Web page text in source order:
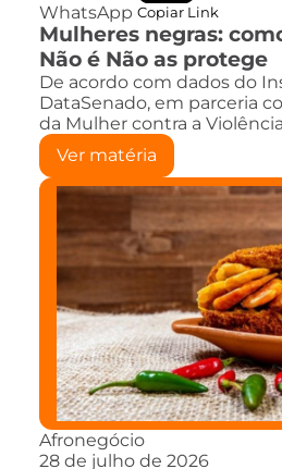
WhatsApp Copiar Link
Mulheres negras:
Não é Não as protege
De acordo com dados do
DataSenado, em parceria
da Mulher contra a
Ver matéria
Afronegócio
28 de julho de 2026